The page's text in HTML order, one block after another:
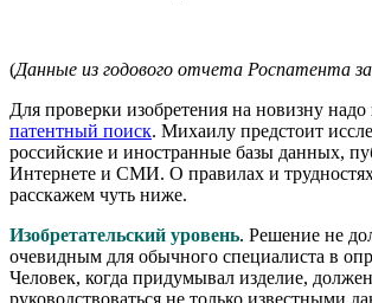
(Данные из годового отчета Роспатента за
Для проверки изобретения на новизну надо
патентный поиск. Михаилу предстоит
российские и иностранные базы данных,
Интернете и СМИ. О правилах и
расскажем чуть ниже.
Изобретательский уровень. Решение не
очевидным для обычного специалиста в
Человек, когда придумывал изделие, должен
руководствоваться не только известными